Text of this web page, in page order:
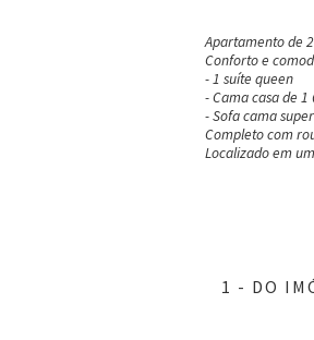
Apartamento de
Conforto e
- 1 suíte queen
- Cama casa de 1
- Sofa cama
Completo com
Localizado em
1 - DO